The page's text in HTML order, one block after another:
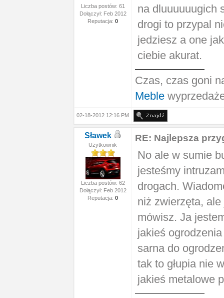
Liczba postów: 61
Dołączył: Feb 2012
Reputacja: 0
na dluuuuuugich
drogi to przypal
jedziesz a one
ciebie akurat.
Czas, czas goni
Meble
02-18-2012 12:16 PM
Sławek
Użytkownik
Liczba postów: 62
Dołączył: Feb 2012
Reputacja: 0
RE: Najlepsza
No ale w sumie
jesteśmy
drogach.
niż zwierzęta,
mówisz. Ja
jakieś
sarna do
tak to głupia nie
jakieś metalowe